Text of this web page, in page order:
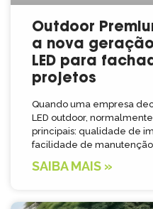
Outdoor
a nova
LED para
projetos
Quando uma empresa
LED outdoor,
principais: qualidade de
facilidade de
SAIBA MAIS »